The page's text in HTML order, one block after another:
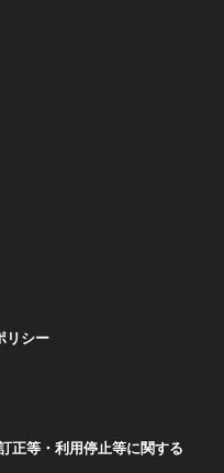
リシー
正等・利用停止等に関する